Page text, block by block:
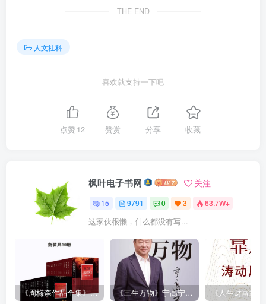
THE END
人文社科
喜欢就支持一下吧
点赞12 赞赏 分享 收藏
枫叶电子书网 关注
15 9791 0 3 63.7W+
这家伙很懒，什么都没有写...
《周梅森作品全集》[共30册] 《三生万物》宁高宁（epub+mobi+azw3+pdf）